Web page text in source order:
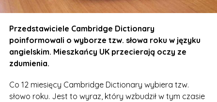
TOP50 męskich imion jest bowiem Inspektor. Polacy w
komentarzach m.in. na łamach Daily Mirror czy Daily
Star wyśmiali ranking i pisali, że „nie spotkali jeszcze
nikogo w Polsce z takim imieniem”. Jak to bywa w
komentarze w stylu: „ale bzdura”.
Przedstawiciele Cambridge Dictionary
poinformowali o wyborze tzw. słowa roku w języku
angielskim. Mieszkańcy UK przecierają oczy ze
zdumienia.
Co 12 miesięcy Cambridge Dictionary wybiera tzw.
słowo roku. Jest to wyraz, który wzbudził w tym czasie